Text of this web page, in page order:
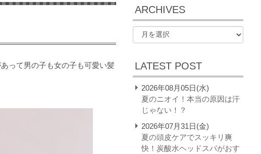
って男の子も女の子も可愛い髪
ARCHIVES
LATEST POST
2026年08月05日(水)
夏のニオイ！本当の原因は汗
じゃない！？
2026年07月31日(金)
夏の頭皮ケアでスッキリ爽
快！炭酸水ヘッドスパがおす